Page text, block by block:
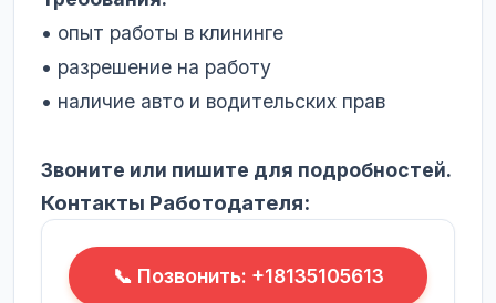
• опыт работы в клининге
• разрешение на работу
• наличие авто и водительских прав
Звоните или пишите для подробностей.
Контакты Работодателя:
📞 Позвонить: +18135105613